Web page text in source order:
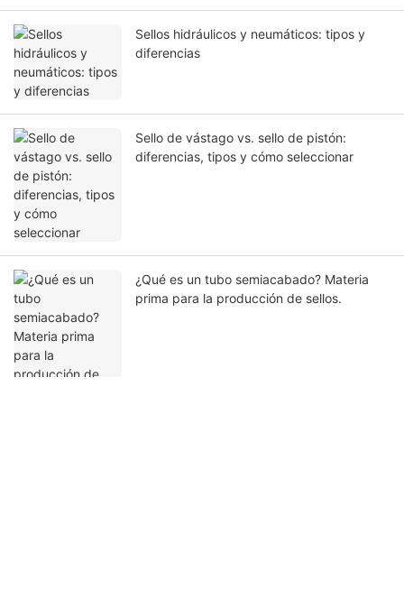
Sellos hidráulicos y neumáticos: tipos y
diferencias
Sello de vástago vs. sello de pistón:
diferencias, tipos y cómo seleccionar
¿Qué es un tubo semiacabado? Materia
prima para la producción de sellos.